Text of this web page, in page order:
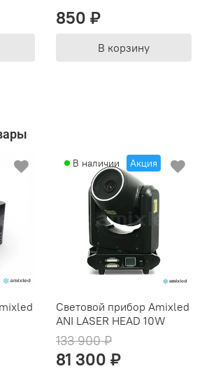
850 ₽
В корзину
В наличии Акция
Световой прибор Amixled
ANI LASER HEAD 10W
133 900 ₽
81 300 ₽